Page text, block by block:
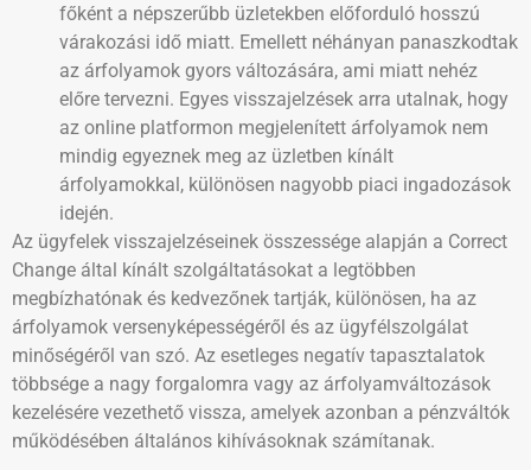
főként a népszerűbb üzletekben előforduló hosszú
várakozási idő miatt. Emellett néhányan panaszkodtak
az árfolyamok gyors változására, ami miatt nehéz
előre tervezni. Egyes visszajelzések arra utalnak, hogy
az online platformon megjelenített árfolyamok nem
mindig egyeznek meg az üzletben kínált
árfolyamokkal, különösen nagyobb piaci ingadozások
idején.
Az ügyfelek visszajelzéseinek összessége alapján a Correct
Change által kínált szolgáltatásokat a legtöbben
megbízhatónak és kedvezőnek tartják, különösen, ha az
árfolyamok versenyképességéről és az ügyfélszolgálat
minőségéről van szó. Az esetleges negatív tapasztalatok
többsége a nagy forgalomra vagy az árfolyamváltozások
kezelésére vezethető vissza, amelyek azonban a pénzváltók
működésében általános kihívásoknak számítanak.